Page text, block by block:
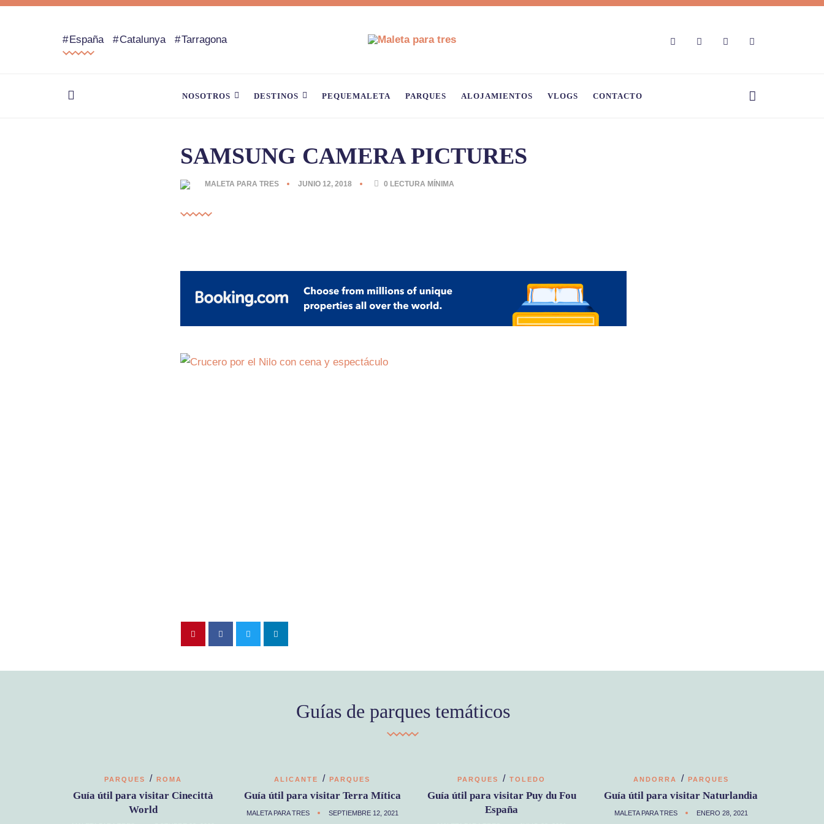
España Catalunya Tarragona
NOSOTROS DESTINOS PEQUEMALETA PARQUES ALOJAMIENTOS VLOGS CONTACTO
SAMSUNG CAMERA PICTURES
MALETA PARA TRES JUNIO 12, 2018 0 LECTURA MÍNIMA
Guías de parques temáticos
PARQUES / ROMA
Guía útil para visitar Cinecittà
World
ALICANTE / PARQUES
Guía útil para visitar Terra Mítica
MALETA PARA TRES SEPTIEMBRE 12, 2021
PARQUES / TOLEDO
Guía útil para visitar Puy du Fou
España
ANDORRA / PARQUES
Guía útil para visitar Naturlandia
MALETA PARA TRES ENERO 28, 2021